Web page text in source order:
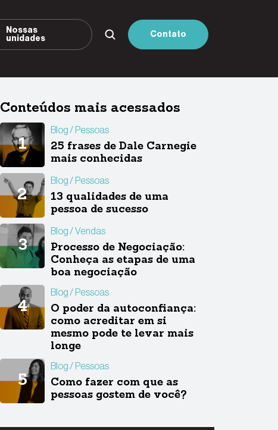
Nossas
unidades
Contato
Conteúdos mais acessados
Blog Pessoas
25 frases de Dale Carnegie
mais conhecidas
Blog Pessoas
13 qualidades de uma
pessoa de sucesso
Blog Vendas
Processo de Negociação:
Conheça as etapas de uma
boa negociação
Blog Pessoas
O poder da autoconfiança:
como acreditar em si
mesmo pode te levar mais
longe
Blog Pessoas
Como fazer com que as
pessoas gostem de você?